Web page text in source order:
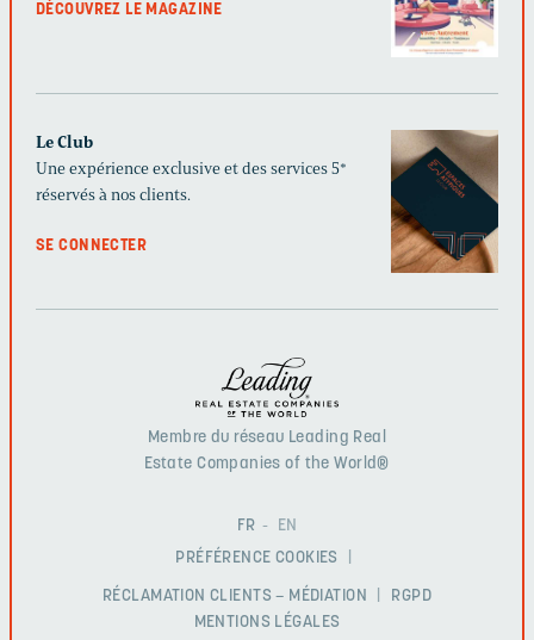
DÉCOUVREZ LE MAGAZINE
Le Club
Une expérience exclusive et des services 5*
réservés à nos clients.
SE CONNECTER
Membre du réseau Leading Real
Estate Companies of the World®
FR
EN
PRÉFÉRENCE COOKIES
RÉCLAMATION CLIENTS – MÉDIATION
RGPD
MENTIONS LÉGALES